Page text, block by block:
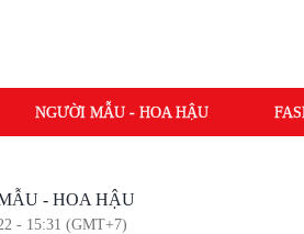
NGƯỜI MẪU - HOA HẬU
- HOA HẬU
- 15:31 (GMT+7)